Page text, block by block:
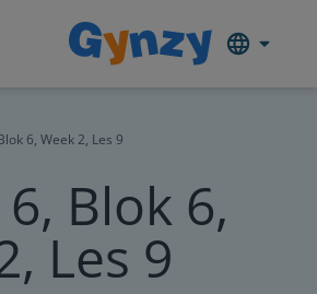
6, Week 2, Les 9
Blok 6,
Les 9